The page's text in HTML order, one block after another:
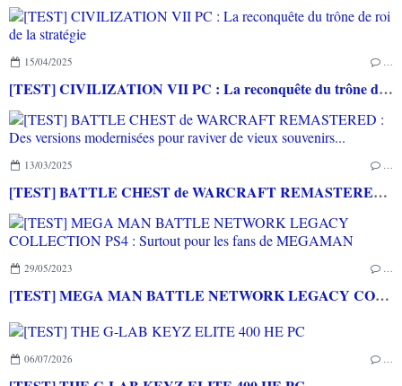
15/04/2025 …
[TEST] CIVILIZATION VII PC : La reconquête du trône de roi de la stratégie
13/03/2025 …
[TEST] BATTLE CHEST de WARCRAFT REMASTERED : Des versions modernisées pour raviver de vieux souvenirs...
29/05/2023 …
[TEST] MEGA MAN BATTLE NETWORK LEGACY COLLECTION PS4 : Surtout pour les fans de MEGAMAN
06/07/2026 …